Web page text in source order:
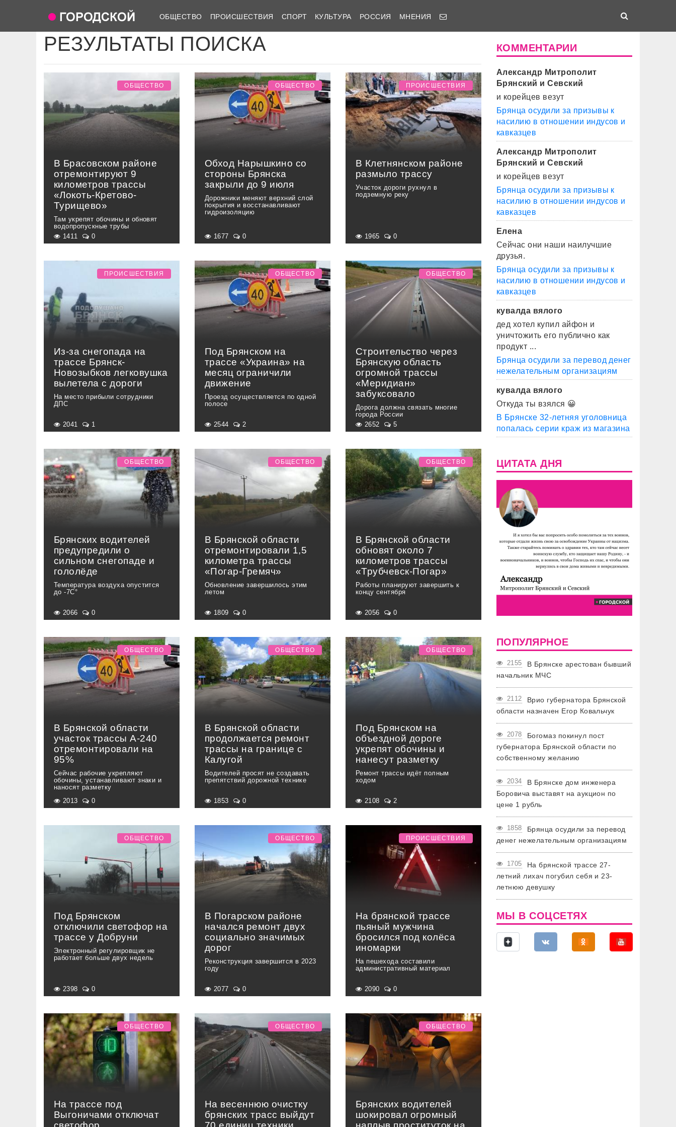
ОБЩЕСТВО ПРОИСШЕСТВИЯ СПОРТ КУЛЬТУРА РОССИЯ МНЕНИЯ
РЕЗУЛЬТАТЫ ПОИСКА
В Брасовском районе
отремонтируют 9
километров трассы
«Локоть-Кретово-
Турищево»
Там укрепят обочины и обновят
водопропускные трубы
ОБЩЕСТВО
1411 0
Обход Нарышкино со
стороны Брянска
закрыли до 9 июля
Дорожники меняют верхний слой
покрытия и восстанавливают
гидроизоляцию
ОБЩЕСТВО
1677 0
В Клетнянском районе
размыло трассу
Участок дороги рухнул в
подземную реку
ПРОИСШЕСТВИЯ
1965 0
Из-за снегопада на
трассе Брянск-
Новозыбков легковушка
вылетела с дороги
На место прибыли сотрудники
ДПС
ПРОИСШЕСТВИЯ
2041 1
Под Брянском на
трассе «Украина» на
месяц ограничили
движение
Проезд осуществляется по одной
полосе
ОБЩЕСТВО
2544 2
Строительство через
Брянскую область
огромной трассы
«Меридиан»
забуксовало
Дорога должна связать многие
города России
ОБЩЕСТВО
2652 5
Брянских водителей
предупредили о
сильном снегопаде и
гололёде
Температура воздуха опустится
до -7С°
ОБЩЕСТВО
2066 0
В Брянской области
отремонтировали 1,5
километра трассы
«Погар-Гремяч»
Обновление завершилось этим
летом
ОБЩЕСТВО
1809 0
В Брянской области
обновят около 7
километров трассы
«Трубчевск-Погар»
Работы планируют завершить к
концу сентября
ОБЩЕСТВО
2056 0
В Брянской области
участок трассы А-240
отремонтировали на
95%
Сейчас рабочие укрепляют
обочины, устанавливают знаки и
наносят разметку
ОБЩЕСТВО
2013 0
В Брянской области
продолжается ремонт
трассы на границе с
Калугой
Водителей просят не создавать
препятствий дорожной технике
ОБЩЕСТВО
1853 0
Под Брянском на
объездной дороге
укрепят обочины и
нанесут разметку
Ремонт трассы идёт полным
ходом
ОБЩЕСТВО
2108 2
Под Брянском
отключили светофор на
трассе у Добруни
Электронный регулировщик не
работает больше двух недель
ОБЩЕСТВО
2398 0
В Погарском районе
начался ремонт двух
социально значимых
дорог
Реконструкция завершится в 2023
году
ОБЩЕСТВО
2077 0
На брянской трассе
пьяный мужчина
бросился под колёса
иномарки
На пешехода составили
административный материал
ПРОИСШЕСТВИЯ
2090 0
На трассе под
Выгоничами отключат
ОБЩЕСТВО
На весеннюю очистку
брянских трасс выйдут
ОБЩЕСТВО
Брянских водителей
шокировал огромный
ОБЩЕСТВО
КОММЕНТАРИИ
Александр Митрополит
Брянский и Севский
и корейцев везут
Брянца осудили за призывы к
насилию в отношении индусов и
кавказцев
Александр Митрополит
Брянский и Севский
и корейцев везут
Брянца осудили за призывы к
насилию в отношении индусов и
кавказцев
Елена
Сейчас они наши наилучшие
друзья.
Брянца осудили за призывы к
насилию в отношении индусов и
кавказцев
кувалда вялого
дед хотел купил айфон и
уничтожить его публично как
продукт ...
Брянца осудили за перевод денег
нежелательным организациям
кувалда вялого
Откуда ты взялся 😀
В Брянске 32-летняя уголовница
попалась серии краж из магазина
ЦИТАТА ДНЯ
ПОПУЛЯРНОЕ
2155
В Брянске арестован бывший
начальник МЧС
2112
Врио губернатора Брянской
области назначен Егор Ковальчук
2078
Богомаз покинул пост
губернатора Брянской области по
собственному желанию
2034
В Брянске дом инженера
Боровича выставят на аукцион по
цене 1 рубль
1858
Брянца осудили за перевод
денег нежелательным организациям
1705
На брянской трассе 27-
летний лихач погубил себя и 23-
летнюю девушку
МЫ В СОЦСЕТЯХ